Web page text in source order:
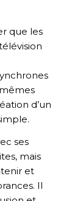
que les
d’un
ses
mais
et
Il